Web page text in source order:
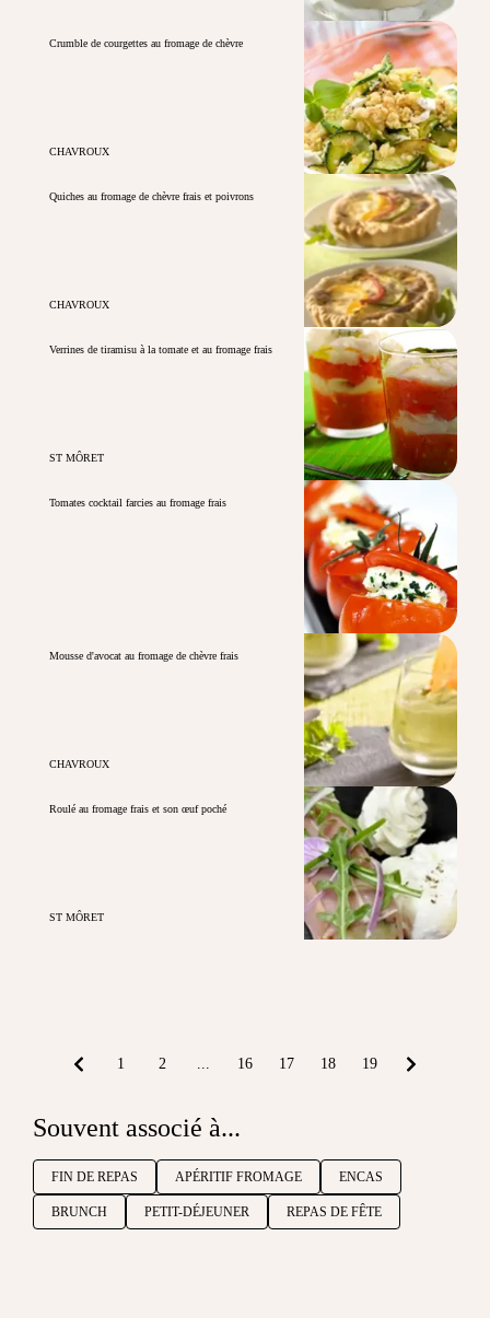
Crumble de courgettes au fromage de chèvre
CHAVROUX
Quiches au fromage de chèvre frais et poivrons
CHAVROUX
Verrines de tiramisu à la tomate et au fromage frais
ST MÔRET
Tomates cocktail farcies au fromage frais
Mousse d'avocat au fromage de chèvre frais
CHAVROUX
Roulé au fromage frais et son œuf poché
ST MÔRET
1 2 ... 16 17 18 19
Souvent associé à...
FIN DE REPAS APÉRITIF FROMAGE ENCAS
BRUNCH PETIT-DÉJEUNER REPAS DE FÊTE